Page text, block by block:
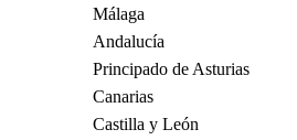
Málaga
Andalucía
Principado de Asturias
Canarias
Castilla y León